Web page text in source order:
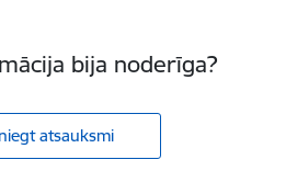
bija noderīga?
atsauksmi